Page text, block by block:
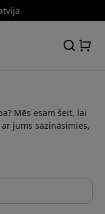
Mēs esam šeit, lai
jums sazināsimies,